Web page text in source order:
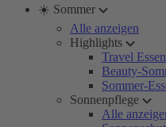
☀️ Sommer
Alle anzeigen
Highlights
Travel
Beauty-
Sommer-
Sonnenpflege
Alle